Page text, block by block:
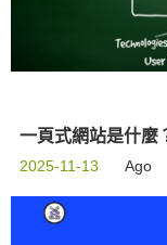
一頁式網站是什麼
2025-11-13 Ago